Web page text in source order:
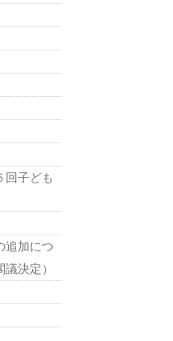
子ども
追加につ
決定）